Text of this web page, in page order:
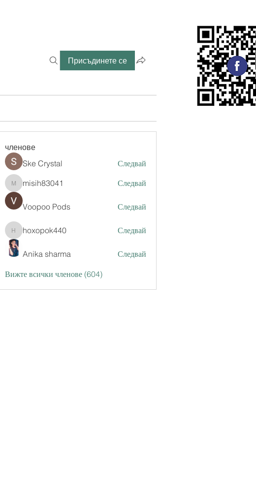
Присъдинете се
членове
Ske Crystal Следвай
misih83041
misih83041 Следвай
Voopoo Pods Следвай
hoxopok440
hoxopok440 Следвай
Anika sharma Следвай
Вижте всички членове (604)